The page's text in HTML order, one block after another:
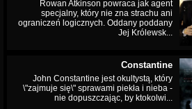
Rowan Atkinson powraca jak agent
specjalny, który nie zna strachu ani
ograniczeń logicznych. Oddany poddany
Jej Królewsk...
Constantine
John Constantine jest okultystą, który
\"zajmuje się\" sprawami piekła i nieba -
nie dopuszczając, by ktokolwi...